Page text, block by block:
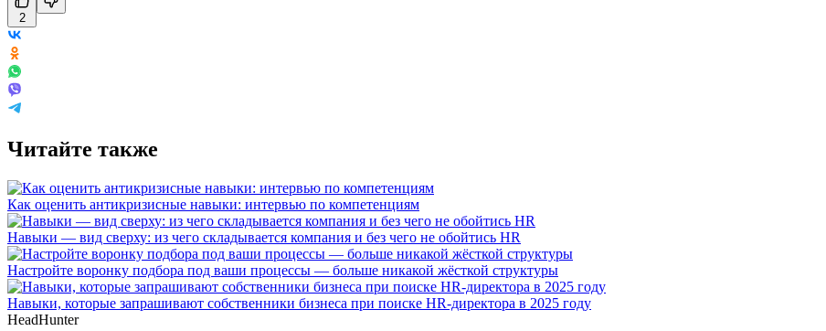
2
Читайте также
Как оценить антикризисные навыки: интервью по компетенциям
Навыки — вид сверху: из чего складывается компания и без чего не обойтись HR
Настройте воронку подбора под ваши процессы — больше никакой жёсткой структуры
Навыки, которые запрашивают собственники бизнеса при поиске HR-директора в 2025 году
HeadHunter